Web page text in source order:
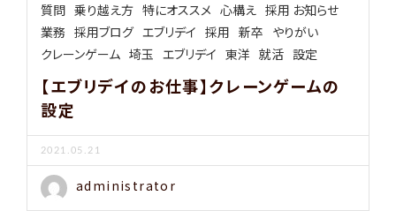
質問 乗り越え方 特にオススメ 心構え 採用 お知らせ
業務 採用ブログ エブリデイ 採用 新卒 やりがい
クレーンゲーム 埼玉 エブリデイ 東洋 就活 設定
【エブリデイのお仕事】クレーンゲームの
設定
2021.05.21
administrator